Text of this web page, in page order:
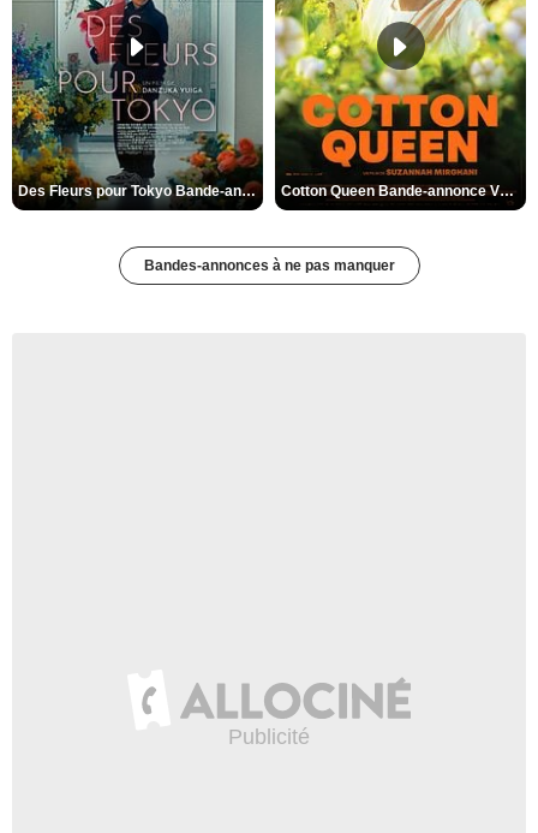
Des Fleurs pour Tokyo Bande-annonce VO STFR Cotton Queen Bande-annonce VO STFR
Bandes-annonces à ne pas manquer